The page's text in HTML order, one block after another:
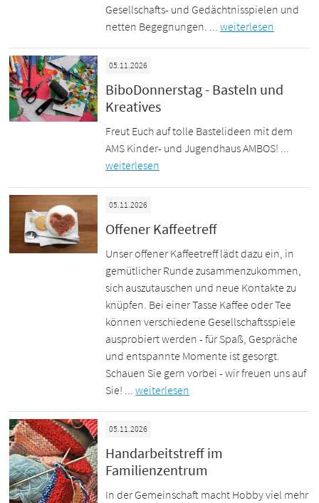
Gesellschafts- und Gedächtnisspielen und
netten Begegnungen. ...weiterlesen
05.11.2026
BiboDonnerstag - Basteln und
Kreatives
Freut Euch auf tolle Bastelideen mit dem
AMS Kinder- und Jugendhaus AMBOS! ...
weiterlesen
05.11.2026
Offener Kaffeetreff
Unser offener Kaffeetreff lädt dazu ein, in
gemütlicher Runde zusammenzukommen,
sich auszutauschen und neue Kontakte zu
knüpfen. Bei einer Tasse Kaffee oder Tee
können verschiedene Gesellschaftsspiele
ausprobiert werden - für Spaß, Gespräche
und entspannte Momente ist gesorgt.
Schauen Sie gern vorbei - wir freuen uns auf
Sie! ...weiterlesen
05.11.2026
Handarbeitstreff im
Familienzentrum
In der Gemeinschaft macht Hobby viel mehr